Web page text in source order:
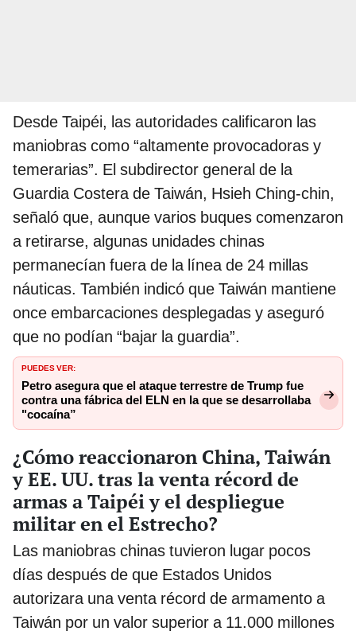
Desde Taipéi, las autoridades calificaron las
maniobras como “altamente provocadoras y
temerarias”. El subdirector general de la
Guardia Costera de Taiwán, Hsieh Ching-chin,
señaló que, aunque varios buques comenzaron
a retirarse, algunas unidades chinas
permanecían fuera de la línea de 24 millas
náuticas. También indicó que Taiwán mantiene
once embarcaciones desplegadas y aseguró
que no podían “bajar la guardia”.
PUEDES VER:
Petro asegura que el ataque terrestre de Trump fue
contra una fábrica del ELN en la que se desarrollaba
"cocaína”
¿Cómo reaccionaron China, Taiwán
y EE. UU. tras la venta récord de
armas a Taipéi y el despliegue
militar en el Estrecho?
Las maniobras chinas tuvieron lugar pocos
días después de que Estados Unidos
autorizara una venta récord de armamento a
Taiwán por un valor superior a 11.000 millones